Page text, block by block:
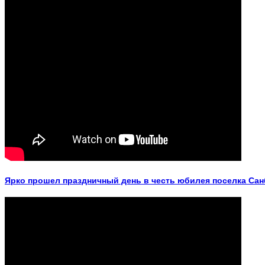
Ярко прошел праздничный день в честь юбилея поселка